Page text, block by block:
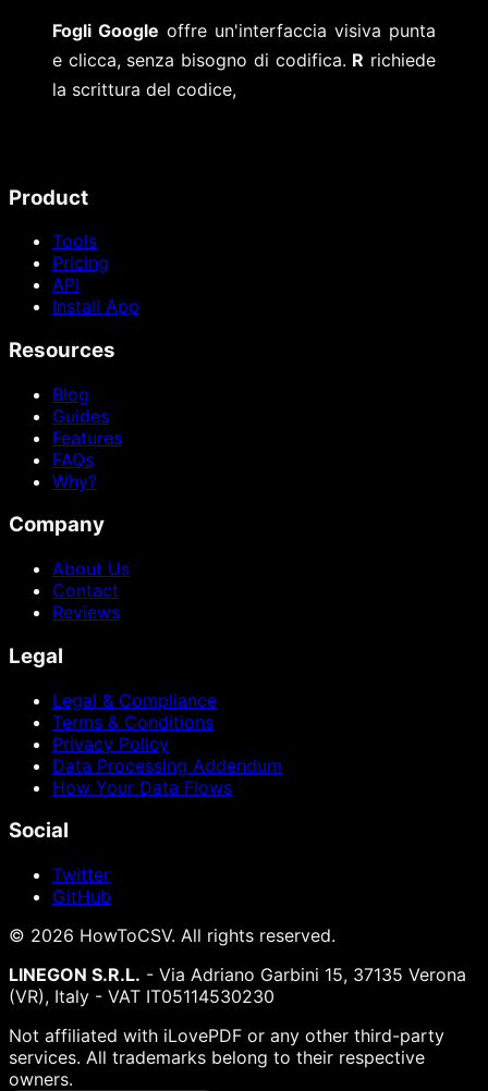
Fogli Google offre un'interfaccia visiva punta
e clicca, senza bisogno di codifica. R richiede
la scrittura del codice,
Product
Tools
Pricing
API
Install App
Resources
Blog
Guides
Features
FAQs
Why?
Company
About Us
Contact
Reviews
Legal
Legal & Compliance
Terms & Conditions
Privacy Policy
Data Processing Addendum
How Your Data Flows
Social
Twitter
GitHub
© 2026 HowToCSV. All rights reserved.
LINEGON S.R.L. - Via Adriano Garbini 15, 37135 Verona
(VR), Italy - VAT IT05114530230
Not affiliated with iLovePDF or any other third-party
services. All trademarks belong to their respective
owners.